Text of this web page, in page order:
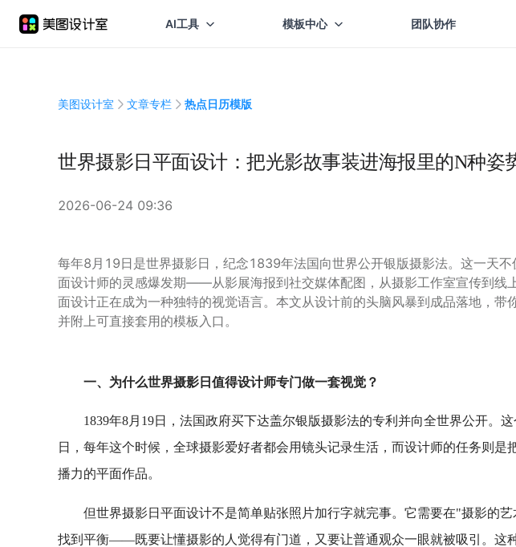
AI工具 模板中心 团队协作
美图设计室 文章专栏 热点日历模版
世界摄影日平面设计：把光影故事装进海报里的N种姿
2026-06-24 09:36
每年8月19日是世界摄影日，纪念1839年法国向世界公开银版摄影法。这一天
面设计师的灵感爆发期——从影展海报到社交媒体配图，从摄影工作室宣传到线
面设计正在成为一种独特的视觉语言。本文从设计前的头脑风暴到成品落地，带
并附上可直接套用的模板入口。
一、为什么世界摄影日值得设计师专门做一套视觉？
1839年8月19日，法国政府买下达盖尔银版摄影法的专利并向全世界公开。
日，每年这个时候，全球摄影爱好者都会用镜头记录生活，而设计师的任务则是
播力的平面作品。
但世界摄影日平面设计不是简单贴张照片加行字就完事。它需要在"摄影的
找到平衡——既要让懂摄影的人觉得有门道，又要让普通观众一眼就被吸引。这